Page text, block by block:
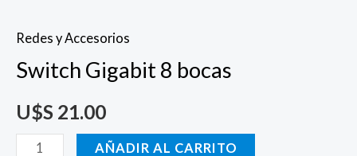
Redes y Accesorios
Switch Gigabit 8 bocas
U$S 21.00
AÑADIR AL CARRITO